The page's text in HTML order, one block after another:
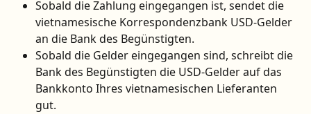
Sobald die Zahlung eingegangen ist, sendet die
vietnamesische Korrespondenzbank USD-Gelder
an die Bank des Begünstigten.
Sobald die Gelder eingegangen sind, schreibt die
Bank des Begünstigten die USD-Gelder auf das
Bankkonto Ihres vietnamesischen Lieferanten
gut.